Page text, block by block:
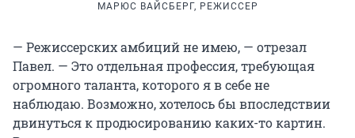
МАРЮС ВАЙСБЕРГ, РЕЖИССЕР
— Режиссерских амбиций не имею, — отрезал
Павел. — Это отдельная профессия, требующая
огромного таланта, которого я в себе не
наблюдаю. Возможно, хотелось бы впоследствии
двинуться к продюсированию каких-то картин.